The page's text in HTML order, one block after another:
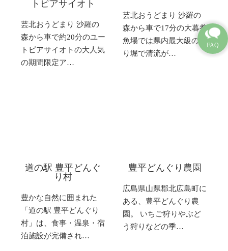
トピアサイオト
芸北おうどまり 沙羅の
森から車で約20分のユー
トピアサイオトの大人気
の期間限定ア…
芸北おうどまり 沙羅の
森から車で17分の大暮養
魚場では県内最大級の釣
り堀で清流が…
道の駅 豊平どんぐ
り村
豊かな自然に囲まれた
「道の駅 豊平どんぐり
村」は、食事・温泉・宿
泊施設が完備され…
豊平どんぐり農園
広島県山県郡北広島町に
ある、豊平どんぐり農
園。 いちご狩りやぶど
う狩りなどの季…